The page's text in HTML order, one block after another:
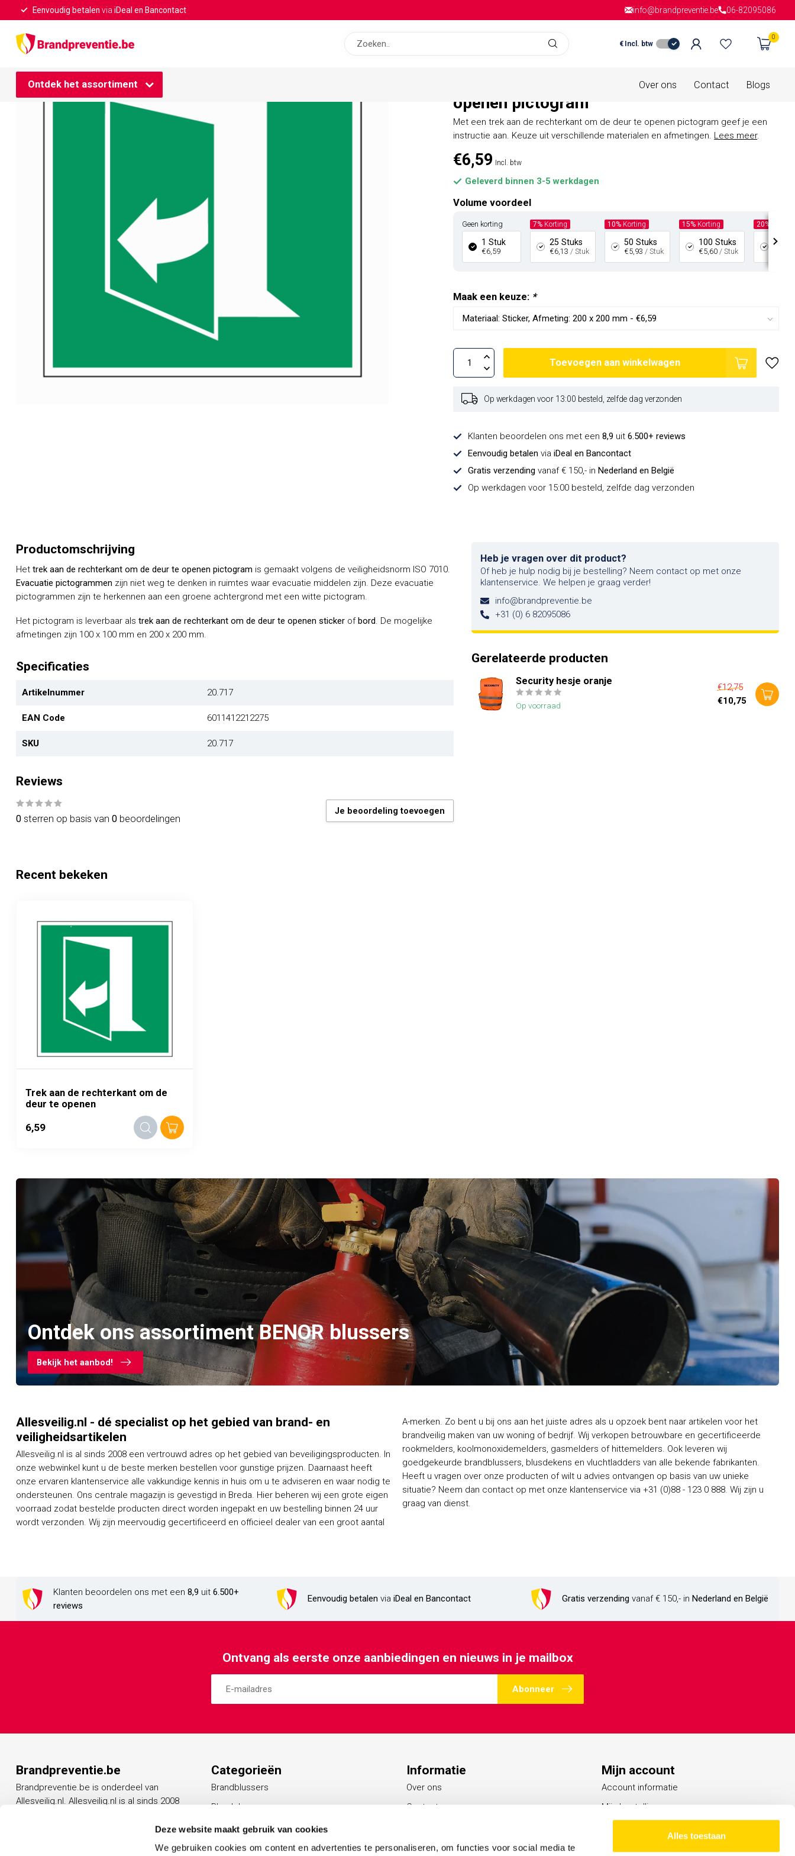
Deze website maakt gebruik van cookies
We gebruiken cookies om content en advertenties te personaliseren, om functies voor social media te
Alles toestaan
Eenvoudig betalen via iDeal en Bancontact Gratis verzendingvanaf € 150,- in
info@brandpreventie.be 06-82095086
€ Incl. btw
0
Ontdek het assortiment Over ons Contact Blogs
Home / Trek aan de rechterkant om de deur te openen pictogram
Trek aan de rechterkant om de deur te
openen pictogram
Met een trek aan de rechterkant om de deur te openen pictogram geef je een
instructie aan. Keuze uit verschillende materialen en afmetingen. Lees meer.
€6,59 Incl. btw
Geleverd binnen 3-5 werkdagen
Volume voordeel
Geen korting
1 Stuk
€6,59
7% Korting
25 Stuks
€6,13 / Stuk
10% Korting
50 Stuks
€5,93 / Stuk
15% Korting
100 Stuks
€5,60 / Stuk
20%
200
Maak een keuze: *
Toevoegen aan winkelwagen
Op werkdagen voor 13:00 besteld, zelfde dag verzonden
Klanten beoordelen ons met een8,9 uit6.500+ reviews
Eenvoudig betalen viaiDeal en Bancontact
Gratis verzending vanaf € 150,- inNederland en België
Op werkdagen voor 15:00 besteld, zelfde dag verzonden
Productomschrijving
Het trek aan de rechterkant om de deur te openen pictogram is gemaakt volgens de veiligheidsnorm ISO 7010.
Evacuatie pictogrammen zijn niet weg te denken in ruimtes waar evacuatie middelen zijn. Deze evacuatie
pictogrammen zijn te herkennen aan een groene achtergrond met een witte pictogram.
Het pictogram is leverbaar als trek aan de rechterkant om de deur te openen sticker ofbord. De mogelijke
afmetingen zijn 100 x 100 mm en 200 x 200 mm.
Specificaties
Artikelnummer 20.717
EAN Code 6011412212275
SKU 20.717
Reviews
0 sterren op basis van 0 beoordelingen
Je beoordeling toevoegen
Heb je vragen over dit product?
Of heb je hulp nodig bij je bestelling? Neem contact op met onze
klantenservice. We helpen je graag verder!
info@brandpreventie.be
+31 (0) 6 82095086
Gerelateerde producten
Security hesje oranje
Op voorraad
€12,75
€10,75
Recent bekeken
Trek aan de rechterkant om de
deur te openen
6,59
Ontdek ons assortiment BENOR blussers
Bekijk het aanbod!
Allesveilig.nl - dé specialist op het gebied van brand- en
veiligheidsartikelen
Allesveilig.nl is al sinds 2008 een vertrouwd adres op het gebied van beveiligingsproducten. In
onze webwinkel kunt u de beste merken bestellen voor gunstige prijzen. Daarnaast heeft
onze ervaren klantenservice alle vakkundige kennis in huis om u te adviseren en waar nodig te
ondersteunen. Ons centrale magazijn is gevestigd in Breda. Hier beheren wij een grote eigen
voorraad zodat bestelde producten direct worden ingepakt en uw bestelling binnen 24 uur
wordt verzonden. Wij zijn meervoudig gecertificeerd en officieel dealer van een groot aantal
A-merken. Zo bent u bij ons aan het juiste adres als u opzoek bent naar artikelen voor het
brandveilig maken van uw woning of bedrijf. Wij verkopen betrouwbare en gecertificeerde
rookmelders, koolmonoxidemelders, gasmelders of hittemelders. Ook leveren wij
goedgekeurde brandblussers, blusdekens en vluchtladders van alle bekende fabrikanten.
Heeft u vragen over onze producten of wilt u advies ontvangen op basis van uw unieke
situatie? Neem dan contact op met onze klantenservice via +31 (0)88 - 123 0 888. Wij zijn u
graag van dienst.
Klanten beoordelen ons met een 8,9 uit 6.500+
reviews
Eenvoudig betalen via iDeal en Bancontact Gratis verzending vanaf € 150,- in Nederland en België
Ontvang als eerste onze aanbiedingen en nieuws in je mailbox
Abonneer
Brandpreventie.be
Brandpreventie.be is onderdeel van
Allesveilig.nl. Allesveilig.nl is al sinds 2008
Categorieën
Brandblussers
Blusdekens
Rookmelders
Vluchtladders
Informatie
Over ons
Contact
Mijn account
Account informatie
Mijn bestellingen